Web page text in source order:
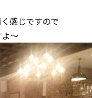
感じですので
～